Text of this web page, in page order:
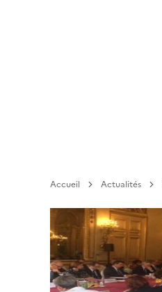
Accueil Actualités